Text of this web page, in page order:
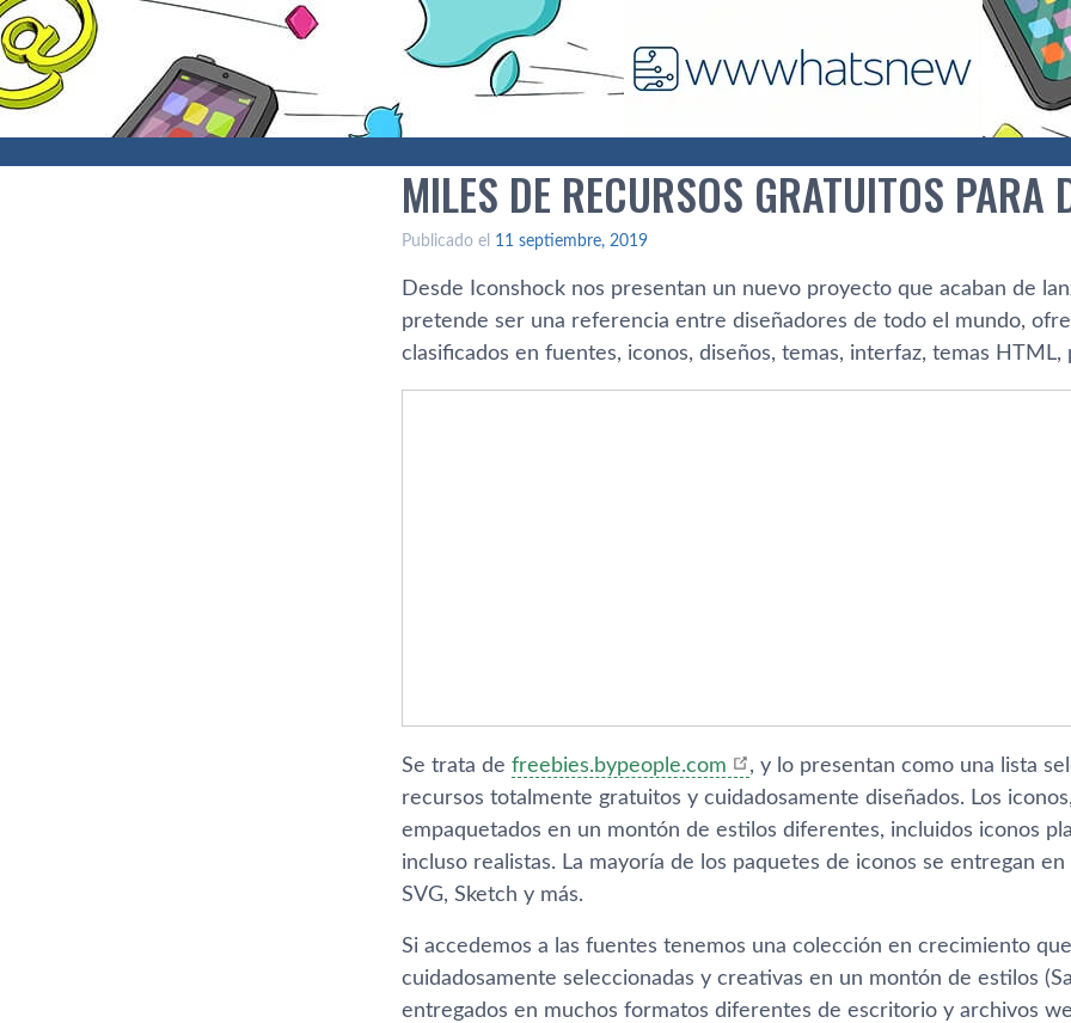
MILES DE RECURSOS GRATUITOS PARA
Publicado el 11 septiembre, 2019
Desde Iconshock nos presentan un nuevo proyecto que acaban de
pretende ser una referencia entre diseñadores de todo el mundo,
clasificados en fuentes, iconos, diseños, temas, interfaz, temas HTML,
Se trata de freebies.bypeople.com
, y lo presentan como una lista
recursos totalmente gratuitos y cuidadosamente diseñados. Los
empaquetados en un montón de estilos diferentes, incluidos iconos
incluso realistas. La mayoría de los paquetes de iconos se entregan
SVG, Sketch y más.
Si accedemos a las fuentes tenemos una colección en crecimiento
cuidadosamente seleccionadas y creativas en un montón de estilos
entregados en muchos formatos diferentes de escritorio y archivos